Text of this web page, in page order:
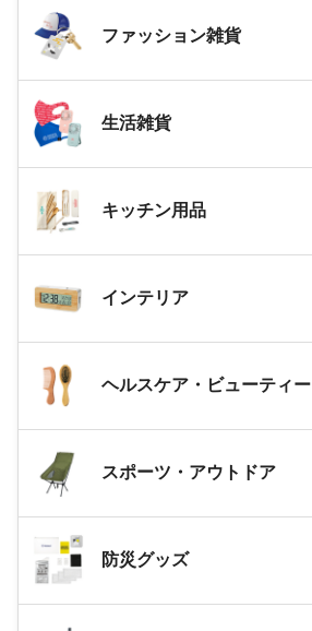
ファッション雑貨
生活雑貨
キッチン用品
インテリア
ヘルスケア・ビューティー
スポーツ・アウトドア
防災グッズ